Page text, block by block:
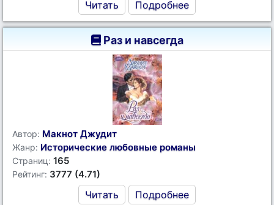
Читать Подробнее
Раз и навсегда
Автор: Макнот Джудит
Жанр: Исторические любовные романы
Страниц: 165
Рейтинг: 3777 (4.71)
Читать Подробнее